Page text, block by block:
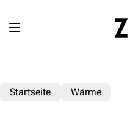
Startseite Wärme